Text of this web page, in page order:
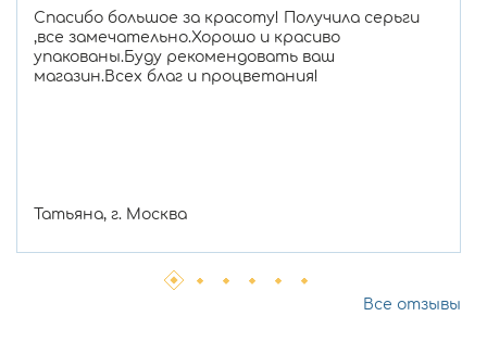
Спасибо большое за красоту! Получила серьги
,все замечательно.Хорошо и красиво
упакованы.Буду рекомендовать ваш
магазин.Всех благ и процветания!
Татьяна, г. Москва
Все отзывы